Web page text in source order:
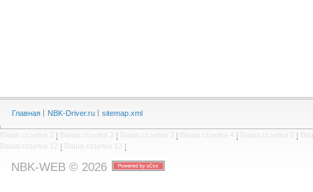
Главная NBK-Driver.ru sitemap.xml
Ваша ссылка 1 | Ваша ссылка 2 | Ваша ссылка 3 | Ваша ссылка 4 | Ваша ссылка 5 |
Ваша ссылка 12 | Ваша ссылка 13 |
NBK-WEB © 2026